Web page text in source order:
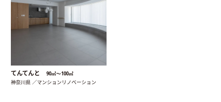
てんてんと 90㎡〜100㎡
神奈川県 ／マンションリノベーション